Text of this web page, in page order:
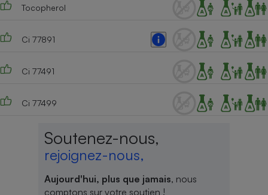
Tocopherol
Ci 77891
Ci 77491
Ci 77499
Soutenez-nous,
rejoignez-nous,
Aujourd'hui, plus que jamais, nous
comptons sur votre soutien !